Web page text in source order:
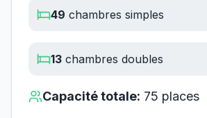
49 chambres simples
13 chambres doubles
Capacité totale: 75 places